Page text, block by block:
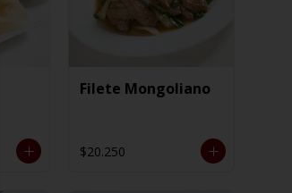
Filete Mongoliano
$20.250